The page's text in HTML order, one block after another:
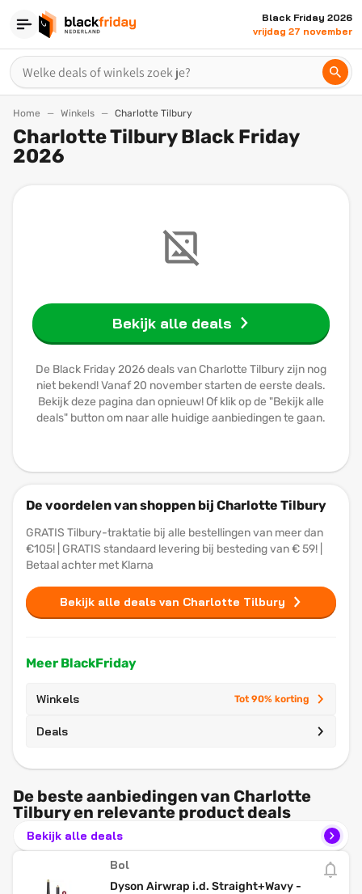
Black Friday 2026
vrijdag 27 november
Home Winkels Charlotte Tilbury
Charlotte Tilbury Black Friday
2026
Bekijk alle deals
De Black Friday 2026 deals van Charlotte Tilbury zijn nog
niet bekend! Vanaf 20 november starten de eerste deals.
Bekijk deze pagina dan opnieuw! Of klik op de "Bekijk alle
deals" button om naar alle huidige aanbiedingen te gaan.
De voordelen van shoppen bij Charlotte Tilbury
GRATIS Tilbury-traktatie bij alle bestellingen van meer dan
€105! | GRATIS standaard levering bij besteding van € 59! |
Betaal achter met Klarna
Bekijk alle deals van Charlotte Tilbury
Meer BlackFriday
Winkels Tot 90% korting
Deals
De beste aanbiedingen van Charlotte
Tilbury en relevante product deals
Bekijk alle deals
Bol
Dyson Airwrap i.d. Straight+Wavy -